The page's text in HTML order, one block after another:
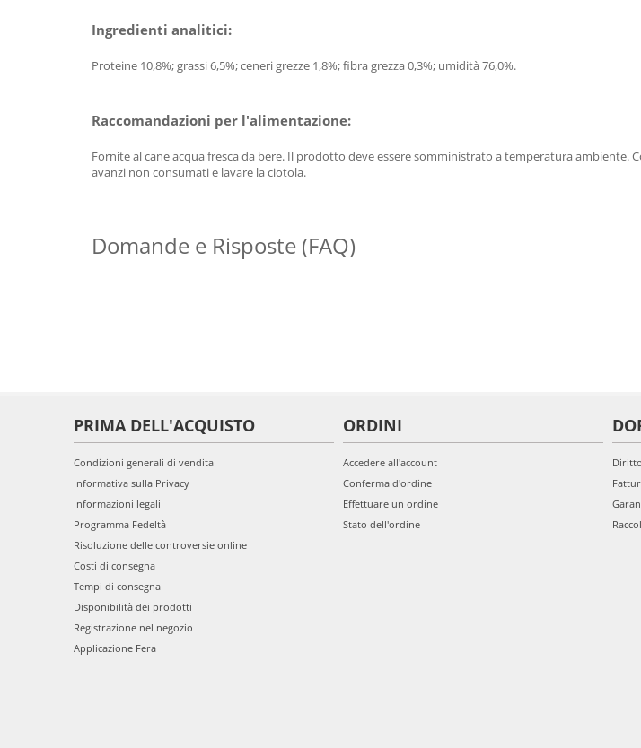
Ingredienti analitici:
Proteine 10,8%; grassi 6,5%; ceneri grezze 1,8%; fibra grezza 0,3%; umidità 76,0%.
Raccomandazioni per l'alimentazione:
Fornite al cane acqua fresca da bere. Il prodotto deve essere somministrato a temperatura
avanzi non consumati e lavare la ciotola.
Domande e Risposte (FAQ)
PRIMA DELL'ACQUISTO
Condizioni generali di vendita
Informativa sulla Privacy
Informazioni legali
Programma Fedeltà
Risoluzione delle controversie online
Costi di consegna
Tempi di consegna
Disponibilità dei prodotti
Registrazione nel negozio
Applicazione Fera
ORDINI
Accedere all'account
Conferma d'ordine
Effettuare un ordine
Stato dell'ordine